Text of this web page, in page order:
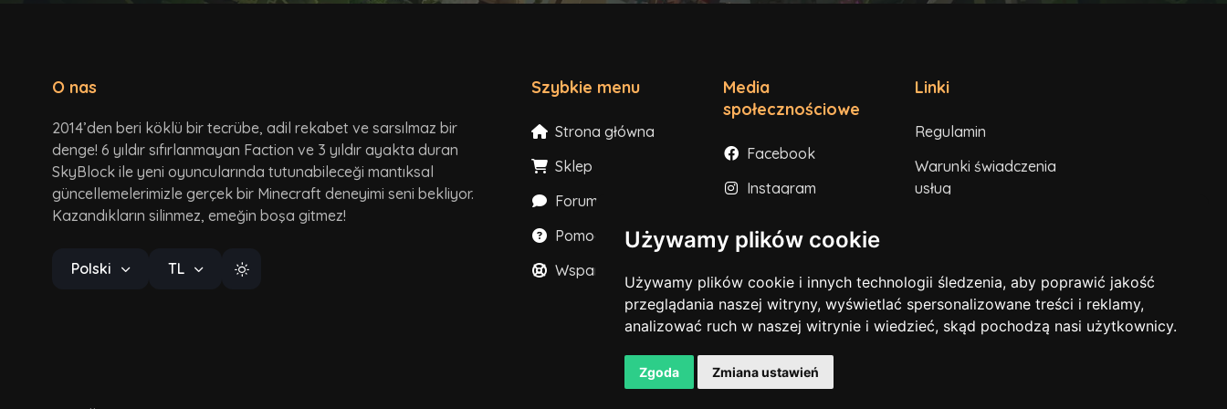
Używamy plików cookie
Używamy plików cookie i innych technologii śledzenia, aby poprawić jakość
przeglądania naszej witryny, wyświetlać spersonalizowane treści i reklamy,
analizować ruch w naszej witrynie i wiedzieć, skąd pochodzą nasi użytkownicy.
Zgoda Zmiana ustawień
O nas
2014’den beri köklü bir tecrübe, adil rekabet ve sarsılmaz bir
denge! 6 yıldır sıfırlanmayan Faction ve 3 yıldır ayakta duran
SkyBlock ile yeni oyuncularında tutunabileceği mantıksal
güncellemelerimizle gerçek bir Minecraft deneyimi seni bekliyor.
Kazandıkların silinmez, emeğin boşa gitmez!
Polski TL
Szybkie menu
Strona główna
Sklep
Forum
Pomoc
Wsparcie
Media
społecznościowe
Facebook
Instagram
TikTok
Discord
Linki
Regulamin
Warunki świadczenia
usług